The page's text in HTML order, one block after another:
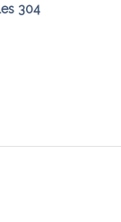
304